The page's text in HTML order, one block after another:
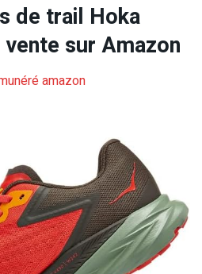
de trail Hoka
sur Amazon
amazon